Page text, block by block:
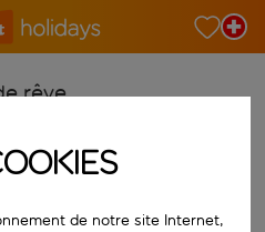
rêve
automatique. Lorsque les
de notre site Internet,